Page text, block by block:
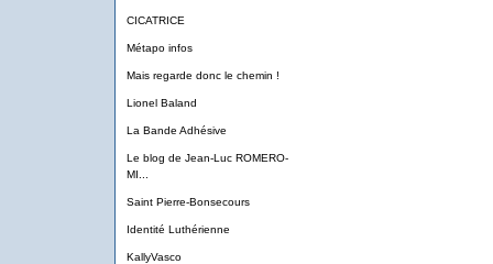
CICATRICE
Métapo infos
Mais regarde donc le chemin !
Lionel Baland
La Bande Adhésive
Le blog de Jean-Luc ROMERO-
MI...
Saint Pierre-Bonsecours
Identité Luthérienne
KallyVasco